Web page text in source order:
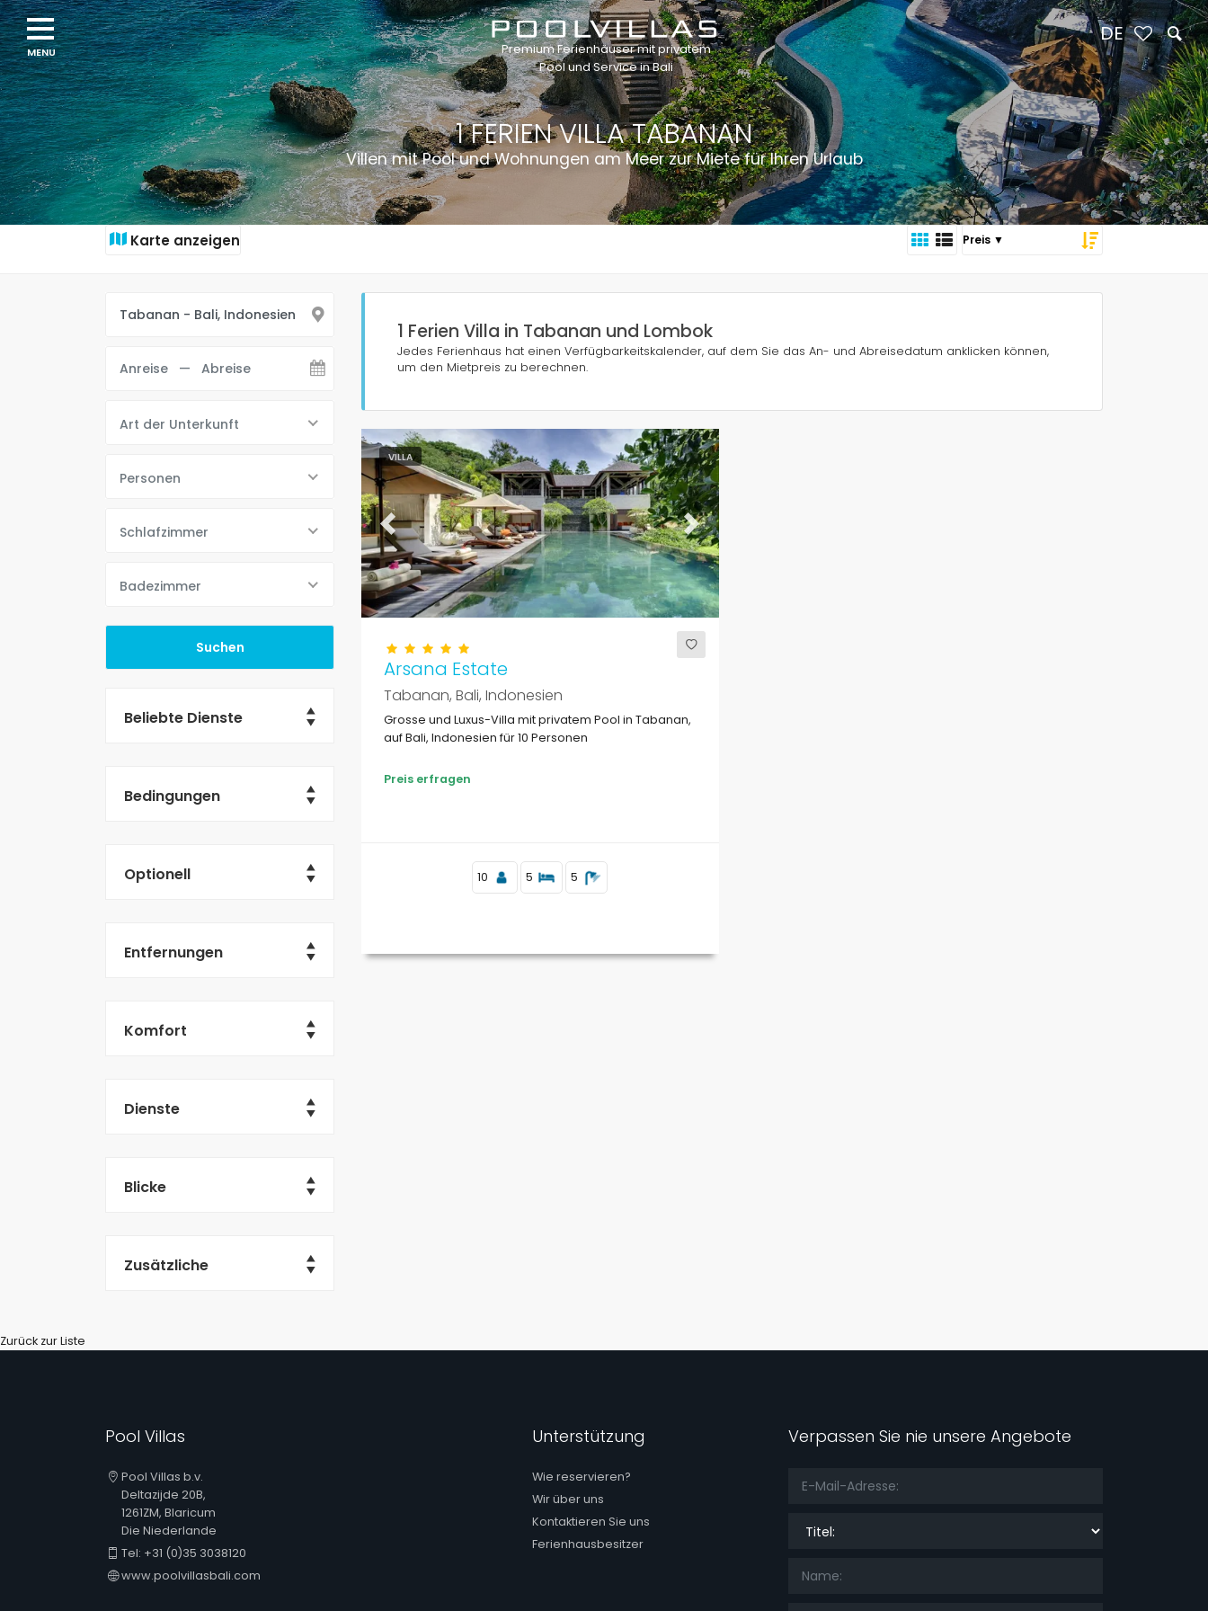
1 FERIEN VILLA TABANAN
Villen mit Pool und Wohnungen am Meer zur Miete für Ihren Urlaub
Karte anzeigen
Art der Unterkunft
Personen
Schlafzimmer
Badezimmer
Beliebte Dienste
Bedingungen
Optionell
Entfernungen
Komfort
Dienste
Blicke
Zusätzliche
1 Ferien Villa in Tabanan und Lombok
Jedes Ferienhaus hat einen Verfügbarkeitskalender, auf dem Sie das An- und Abreisedatum anklicken können,
um den Mietpreis zu berechnen.
VILLA
Previous Next
Arsana Estate
Tabanan, Bali, Indonesien
Grosse und Luxus-Villa mit privatem Pool in Tabanan,
auf Bali, Indonesien für 10 Personen
Preis erfragen
10 5 5
Zurück zur Liste
Pool Villas
Pool Villas b.v.
Deltazijde 20B,
1261ZM, Blaricum
Die Niederlande
Tel: +31 (0)35 3038120
www.poolvillasbali.com
Unterstützung
Wie reservieren?
Wir über uns
Kontaktieren Sie uns
Ferienhausbesitzer
Verpassen Sie nie unsere Angebote
Premium Ferienhäuser mit privatem
Pool und Service in Bali
DE